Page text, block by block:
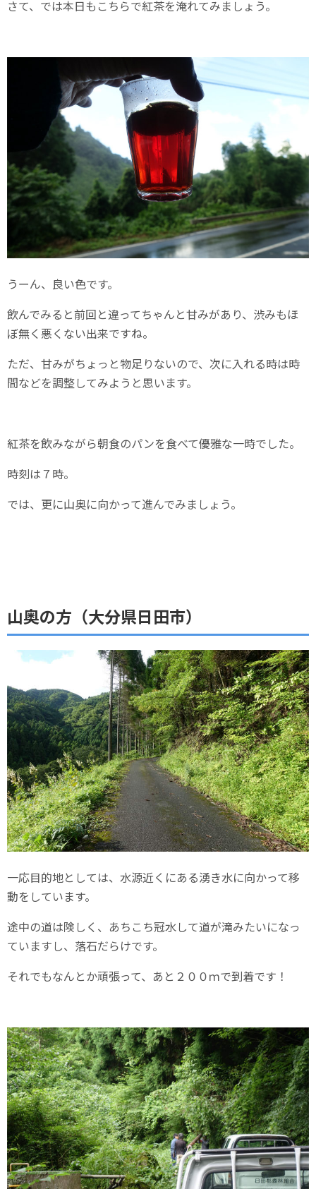
さて、では本日もこちらで紅茶を淹れてみましょう。
うーん、良い色です。
飲んでみると前回と違ってちゃんと甘みがあり、渋みもほ
ぼ無く悪くない出来ですね。
ただ、甘みがちょっと物足りないので、次に入れる時は時
間などを調整してみようと思います。
紅茶を飲みながら朝食のパンを食べて優雅な一時でした。
時刻は７時。
では、更に山奥に向かって進んでみましょう。
山奥の方（大分県日田市）
一応目的地としては、水源近くにある湧き水に向かって移
動をしています。
途中の道は険しく、あちこち冠水して道が滝みたいになっ
ていますし、落石だらけです。
それでもなんとか頑張って、あと２００ｍで到着です！